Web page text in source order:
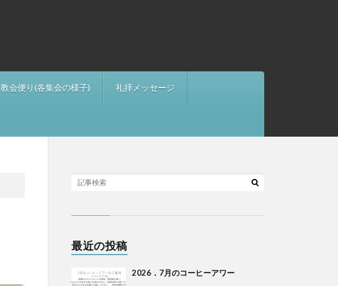
教会便り(各集会の様子) 礼拝メッセージ
最近の投稿
2026．7月のコーヒーアワー